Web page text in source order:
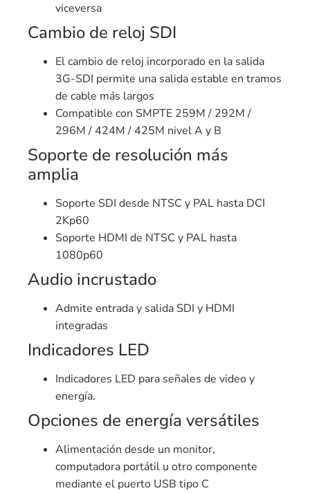
viceversa
Cambio de reloj SDI
El cambio de reloj incorporado en la salida
3G-SDI permite una salida estable en tramos
de cable más largos
Compatible con SMPTE 259M / 292M /
296M / 424M / 425M nivel A y B
Soporte de resolución más
amplia
Soporte SDI desde NTSC y PAL hasta DCI
2Kp60
Soporte HDMI de NTSC y PAL hasta
1080p60
Audio incrustado
Admite entrada y salida SDI y HDMI
integradas
Indicadores LED
Indicadores LED para señales de video y
energía.
Opciones de energía versátiles
Alimentación desde un monitor,
computadora portátil u otro componente
mediante el puerto USB tipo C